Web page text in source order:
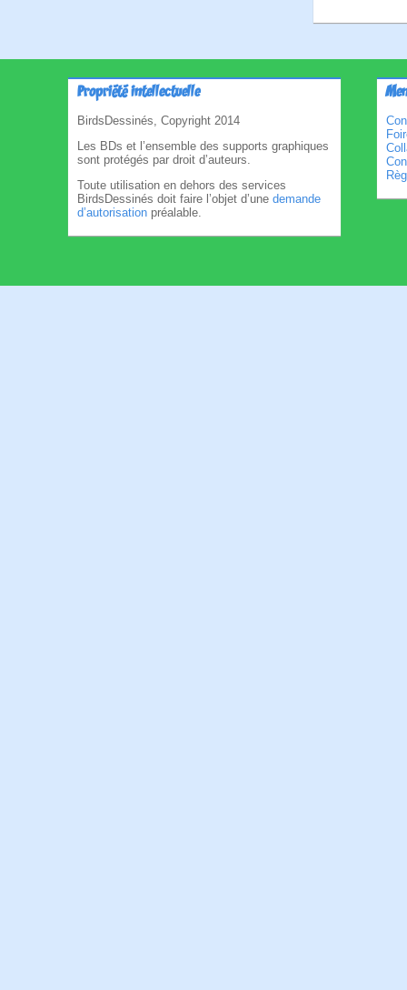
Propriété intellectuelle
BirdsDessinés, Copyright 2014
Les BDs et l’ensemble des supports graphiques
sont protégés par droit d’auteurs.
Toute utilisation en dehors des services
BirdsDessinés doit faire l’objet d’une demande
d’autorisation préalable.